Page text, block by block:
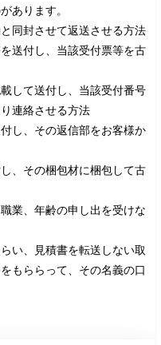
あります。
同封させて返送させる方法
送付し、当該受付票等を古
して送付し、当該受付番号
連絡させる方法
し、その返信部をお客様か
、その梱包材に梱包して古
業、年齢の申し出を受けな
い、見積書を転送しない取
もららって、その名義の口